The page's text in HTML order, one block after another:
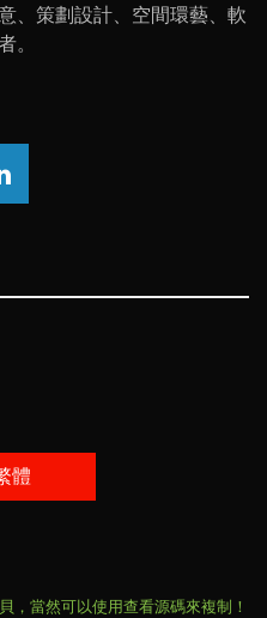
、策劃設計、空間環藝、軟
。
體
，當然可以使用查看源碼來複制！